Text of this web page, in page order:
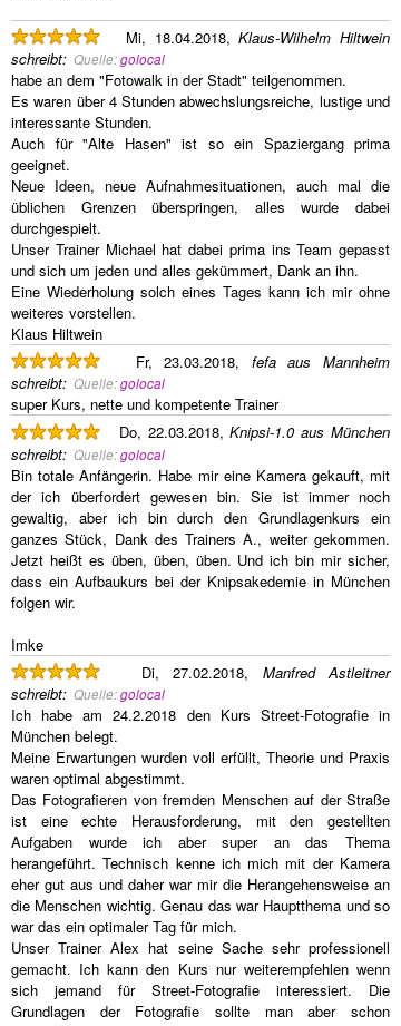
Mi, 18.04.2018,Klaus-Wilhelm Hiltwein
schreibt: Quelle:golocal
habe an dem "Fotowalk in der Stadt" teilgenommen.
Es waren über 4 Stunden abwechslungsreiche, lustige und
interessante Stunden.
Auch für "Alte Hasen" ist so ein Spaziergang prima
geeignet.
Neue Ideen, neue Aufnahmesituationen, auch mal die
üblichen Grenzen überspringen, alles wurde dabei
durchgespielt.
Unser Trainer Michael hat dabei prima ins Team gepasst
und sich um jeden und alles gekümmert, Dank an ihn.
Eine Wiederholung solch eines Tages kann ich mir ohne
weiteres vorstellen.
Klaus Hiltwein
Fr, 23.03.2018, fefa aus Mannheim
schreibt: Quelle:golocal
super Kurs, nette und kompetente Trainer
Do, 22.03.2018,Knipsi-1.0 aus München
schreibt: Quelle:golocal
Bin totale Anfängerin. Habe mir eine Kamera gekauft, mit
der ich überfordert gewesen bin. Sie ist immer noch
gewaltig, aber ich bin durch den Grundlagenkurs ein
ganzes Stück, Dank des Trainers A., weiter gekommen.
Jetzt heißt es üben, üben, üben. Und ich bin mir sicher,
dass ein Aufbaukurs bei der Knipsakedemie in München
folgen wir.
Imke
Di, 27.02.2018, Manfred Astleitner
schreibt: Quelle:golocal
Ich habe am 24.2.2018 den Kurs Street-Fotografie in
München belegt.
Meine Erwartungen wurden voll erfüllt, Theorie und Praxis
waren optimal abgestimmt.
Das Fotografieren von fremden Menschen auf der Straße
ist eine echte Herausforderung, mit den gestellten
Aufgaben wurde ich aber super an das Thema
herangeführt. Technisch kenne ich mich mit der Kamera
eher gut aus und daher war mir die Herangehensweise an
die Menschen wichtig. Genau das war Hauptthema und so
war das ein optimaler Tag für mich.
Unser Trainer Alex hat seine Sache sehr professionell
gemacht. Ich kann den Kurs nur weiterempfehlen wenn
sich jemand für Street-Fotografie interessiert. Die
Grundlagen der Fotografie sollte man aber schon